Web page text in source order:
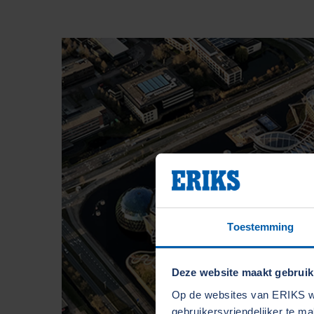
Toestemming
Deze website maakt
Op de websites van ERIKS
gebruikersvriendelijker te